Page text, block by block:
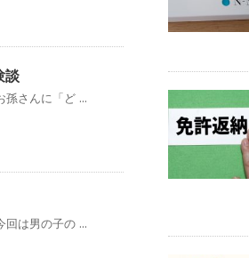
談
孫さんに「ど ...
回は男の子の ...